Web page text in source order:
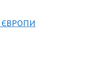
ЄВРОПИ